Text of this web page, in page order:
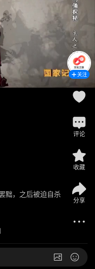
黜，之后被迫自杀
关注
评论
收藏
分享